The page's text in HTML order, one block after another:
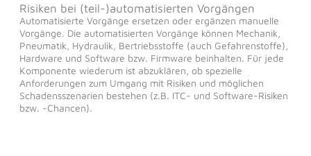
Risiken bei (teil-)automatisierten Vorgängen
Automatisierte Vorgänge ersetzen oder ergänzen manuelle
Vorgänge. Die automatisierten Vorgänge können Mechanik,
Pneumatik, Hydraulik, Bertriebsstoffe (auch Gefahrenstoffe),
Hardware und Software bzw. Firmware beinhalten. Für jede
Komponente wiederum ist abzuklären, ob spezielle
Anforderungen zum Umgang mit Risiken und möglichen
Schadensszenarien bestehen (z.B. ITC- und Software-Risiken
bzw. -Chancen).